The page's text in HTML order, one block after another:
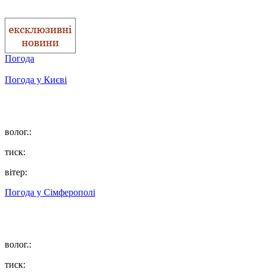
Погода
Погода у Києві
волог.:
тиск:
вітер:
Погода у Сімферополі
волог.:
тиск: